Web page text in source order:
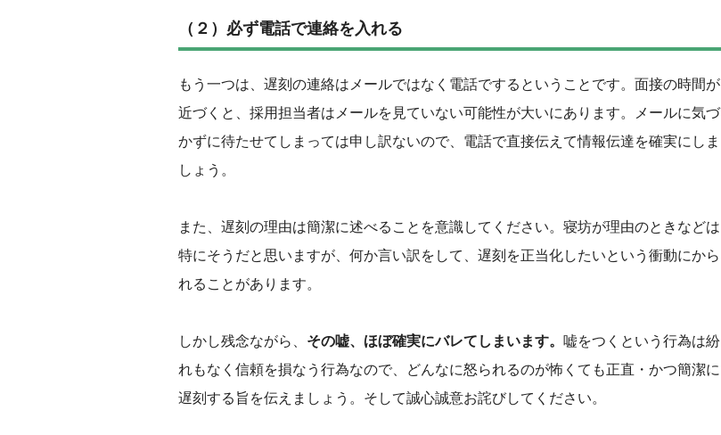
（２）必ず電話で連絡を入れる
もう一つは、遅刻の連絡はメールではなく電話でするということです。面接の時間が
近づくと、採用担当者はメールを見ていない可能性が大いにあります。メールに気づ
かずに待たせてしまっては申し訳ないので、電話で直接伝えて情報伝達を確実にしま
しょう。
また、遅刻の理由は簡潔に述べることを意識してください。寝坊が理由のときなどは
特にそうだと思いますが、何か言い訳をして、遅刻を正当化したいという衝動にから
れることがあります。
‌しかし残念ながら、 その嘘、ほぼ確実にバレてしまいます。 嘘をつくという行為は紛
れもなく信頼を損なう行為なので、どんなに怒られるのが怖くても正直・かつ簡潔に
遅刻する旨を伝えましょう。そして誠心誠意お詫びしてください。